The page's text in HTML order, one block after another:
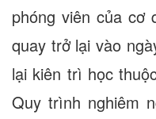
phóng viên của cơ
quay trở lại vào
lại kiên trì học
Quy trình nghiêm